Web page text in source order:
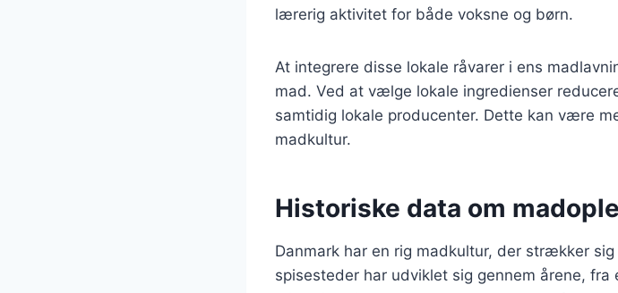
lærerig aktivitet for både voksne og børn.
At integrere disse lokale råvarer i ens
mad. Ved at vælge lokale ingredienser
samtidig lokale producenter. Dette kan være
madkultur.
Historiske data om
Danmark har en rig madkultur, der strækker
spisesteder har udviklet sig gennem årene,